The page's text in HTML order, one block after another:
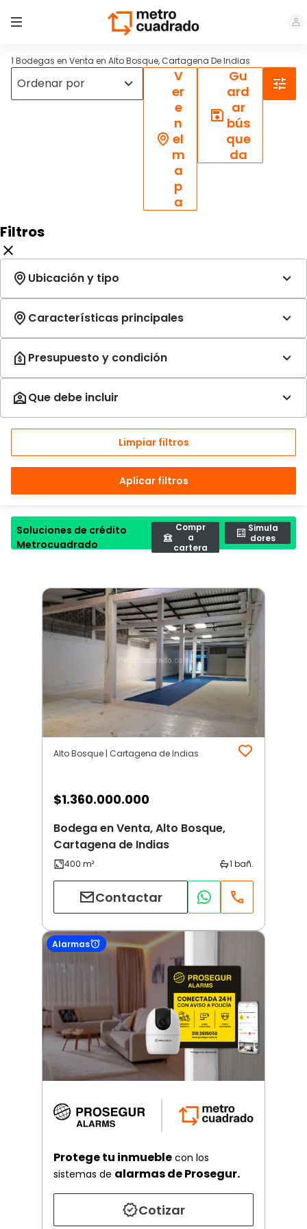
1 Bodegas en Venta en Alto Bosque, Cartagena De Indias
V
er
e
n
el
m
a
p
a
Gu
ard
ar
bús
que
da
Filtros
Limpiar filtros
Aplicar filtros
Soluciones de crédito
Metrocuadrado
Compr
a
cartera
Simula
dores
Alto Bosque | Cartagena de Indias
$1.360.000.000
Bodega en Venta, Alto Bosque,
Cartagena de Indias
Contactar
Alarmas
Protege tu inmueble con los
sistemas de alarmas de Prosegur.
Cotizar